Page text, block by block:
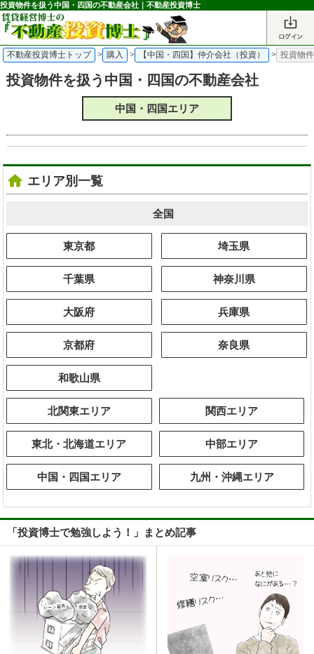
投資物件を扱う中国・四国の不動産会社｜不動産投資博士
不動産投資博士トップ > 購入 > 【中国・四国】仲介会社（投資） > 投資物
投資物件を扱う中国・四国の不動産会社
中国・四国エリア
エリア別一覧
全国
東京都 埼玉県
千葉県 神奈川県
大阪府 兵庫県
京都府 奈良県
和歌山県
北関東エリア 関西エリア
東北・北海道エリア 中部エリア
中国・四国エリア 九州・沖縄エリア
「投資博士で勉強しよう！」まとめ記事